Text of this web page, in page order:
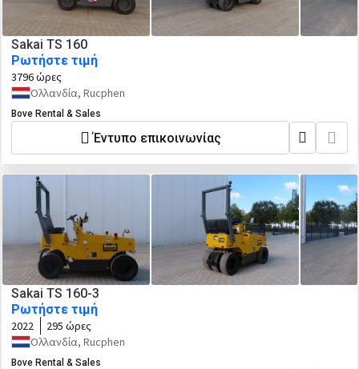
Sakai TS 160
Ρωτήστε τιμή
3796 ώρες
Ολλανδία, Rucphen
Bove Rental & Sales
Έντυπο επικοινωνίας
Sakai TS 160-3
Ρωτήστε τιμή
2022
295 ώρες
Ολλανδία, Rucphen
Bove Rental & Sales